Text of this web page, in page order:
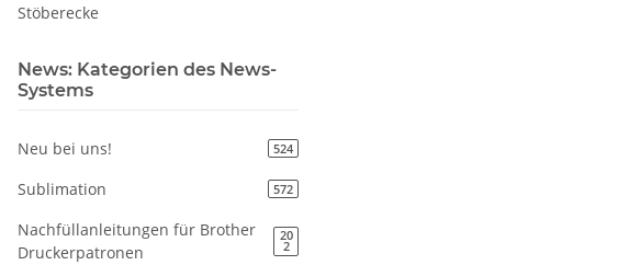
Stöberecke
News: Kategorien des News-
Systems
Neu bei uns! 524
Sublimation 572
Nachfüllanleitungen für Brother
Druckerpatronen
20
2